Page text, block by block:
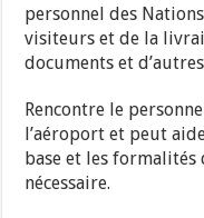
personnel des
visiteurs et de la
documents et
Rencontre le
l’aéroport et peut
base et les formalités
nécessaire.